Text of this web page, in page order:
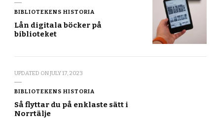
BIBLIOTEKENS HISTORIA
Lån digitala böcker på
biblioteket
UPDATED ONJULY 17, 2023
BIBLIOTEKENS HISTORIA
Så flyttar du på enklaste sätt i
Norrtälje